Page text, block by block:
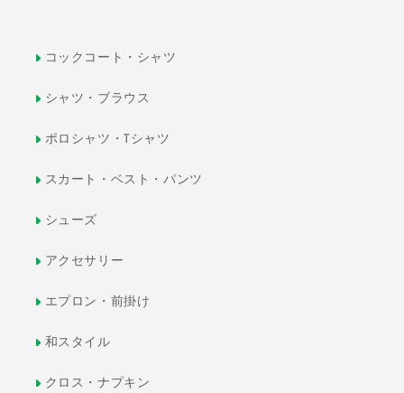
コックコート・シャツ
シャツ・ブラウス
ポロシャツ・Tシャツ
スカート・ベスト・パンツ
シューズ
アクセサリー
エプロン・前掛け
和スタイル
クロス・ナプキン